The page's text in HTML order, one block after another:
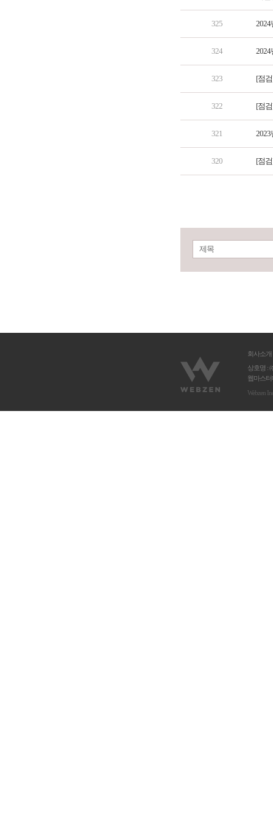
325 2024
324 2024
323 [점
322 [점
321 2023
320 [점
제목
회사소개
상호명 :
웹마스
Webzen